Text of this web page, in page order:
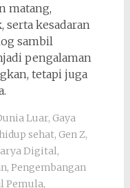
matang,
serta kesadaran
sambil
pengalaman
tetapi juga
Luar, Gaya
sehat, Gen Z,
Digital,
, Pengembangan
Pemula,